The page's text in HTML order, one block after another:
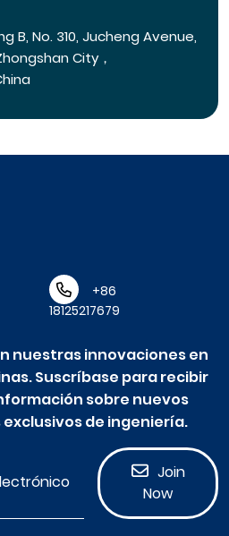
B, No. 310, Jucheng Avenue,
City，
+86
18125217679
nuestras innovaciones en
Suscríbase para recibir
sobre nuevos
de ingeniería.
Join
Now